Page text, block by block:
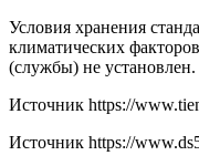
Условия хранения
климатических
(службы) не установлен.
Источник https://
Источник https://